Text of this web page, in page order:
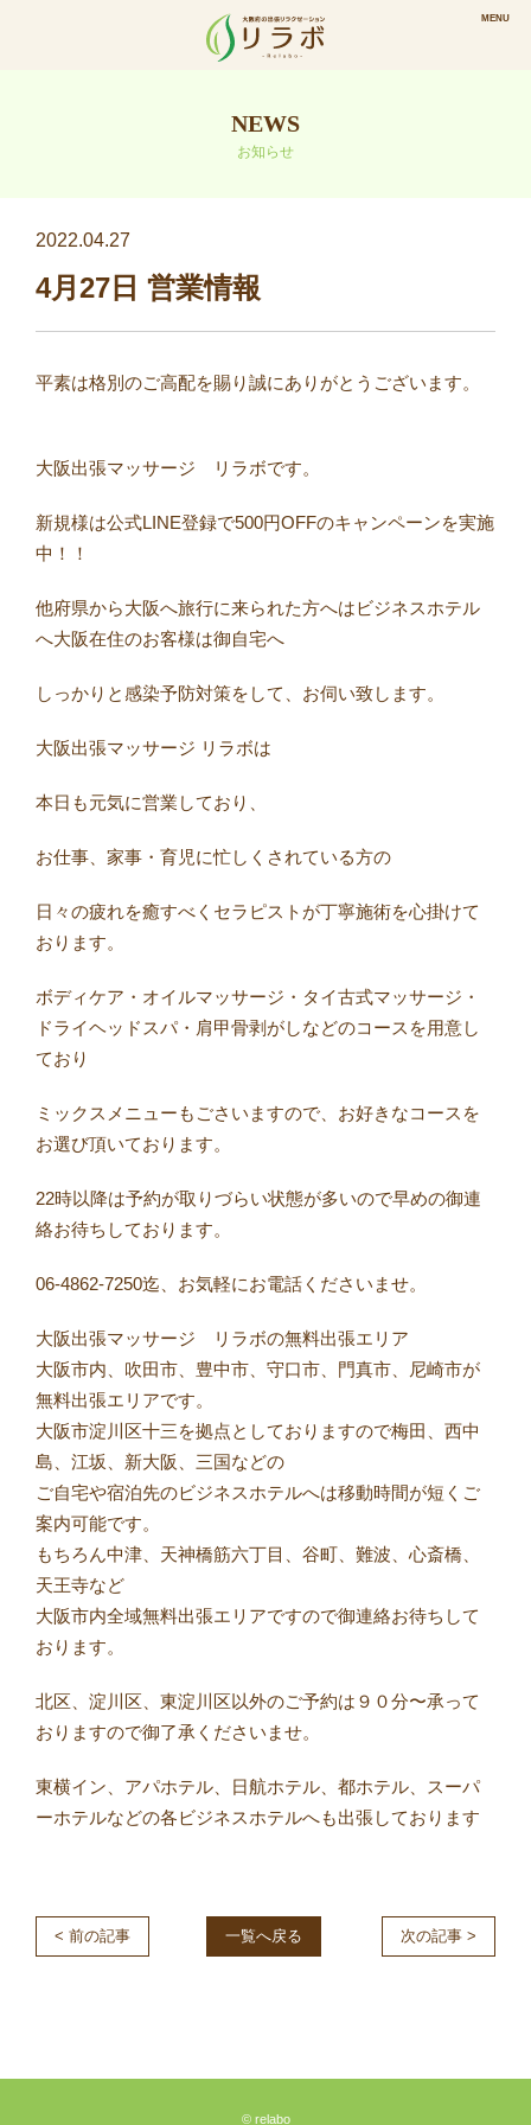
NEWS
お知らせ
2022.04.27
4月27日 営業情報
平素は格別のご高配を賜り誠にありがとうございます。⠀
大阪出張マッサージ リラボです。
新規様は公式LINE登録で500円OFFのキャンペーンを実施
中！！
他府県から大阪へ旅行に来られた方へはビジネスホテル
へ大阪在住のお客様は御自宅へ
しっかりと感染予防対策をして、お伺い致します。
大阪出張マッサージ リラボは
本日も元気に営業しており、
お仕事、家事・育児に忙しくされている方の
日々の疲れを癒すべくセラピストが丁寧施術を心掛けて
おります。
ボディケア・オイルマッサージ・タイ古式マッサージ・
ドライヘッドスパ・肩甲骨剥がしなどのコースを用意し
ており
ミックスメニューもごさいますので、お好きなコースを
お選び頂いております。
22時以降は予約が取りづらい状態が多いので早めの御連
絡お待ちしております。
06-4862-7250迄、お気軽にお電話くださいませ。
大阪出張マッサージ リラボの無料出張エリア
大阪市内、吹田市、豊中市、守口市、門真市、尼崎市が
無料出張エリアです。
大阪市淀川区十三を拠点としておりますので梅田、西中
島、江坂、新大阪、三国などの
ご自宅や宿泊先のビジネスホテルへは移動時間が短くご
案内可能です。
もちろん中津、天神橋筋六丁目、谷町、難波、心斎橋、
天王寺など
大阪市内全域無料出張エリアですので御連絡お待ちして
おります。
北区、淀川区、東淀川区以外のご予約は９０分〜承って
おりますので御了承くださいませ。
東横イン、アパホテル、日航ホテル、都ホテル、スーパ
ーホテルなどの各ビジネスホテルへも出張しております
< 前の記事 一覧へ戻る 次の記事 >
© relabo